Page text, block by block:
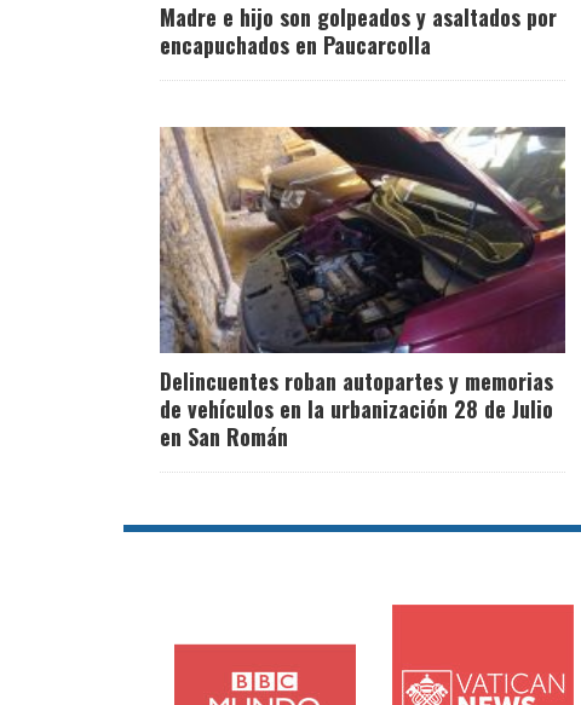
Madre e hijo son golpeados y asaltados por
encapuchados en Paucarcolla
Delincuentes roban autopartes y memorias
de vehículos en la urbanización 28 de Julio
en San Román